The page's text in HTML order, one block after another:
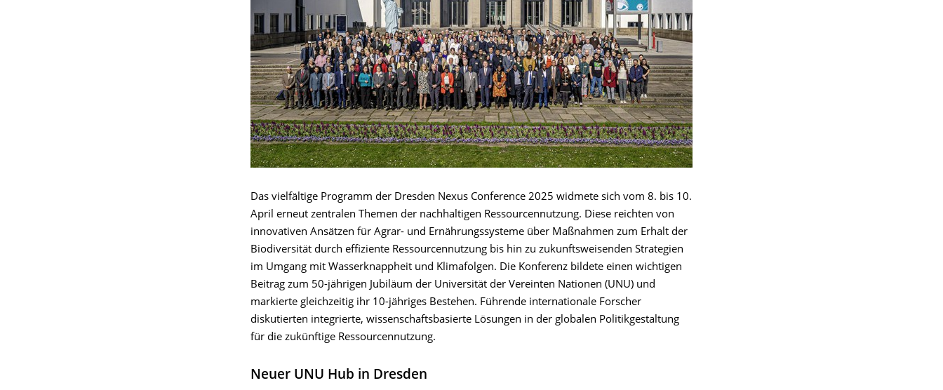
Das vielfältige Programm der Dresden Nexus Conference 2025 widmete sich vom 8. bis 10.
April erneut zentralen Themen der nachhaltigen Ressourcennutzung. Diese reichten von
innovativen Ansätzen für Agrar- und Ernährungssysteme über Maßnahmen zum Erhalt der
Biodiversität durch effiziente Ressourcennutzung bis hin zu zukunftsweisenden Strategien
im Umgang mit Wasserknappheit und Klimafolgen. Die Konferenz bildete einen wichtigen
Beitrag zum 50-jährigen Jubiläum der Universität der Vereinten Nationen (UNU) und
markierte gleichzeitig ihr 10-jähriges Bestehen. Führende internationale Forscher
diskutierten integrierte, wissenschaftsbasierte Lösungen in der globalen Politikgestaltung
für die zukünftige Ressourcennutzung.
Neuer UNU Hub in Dresden